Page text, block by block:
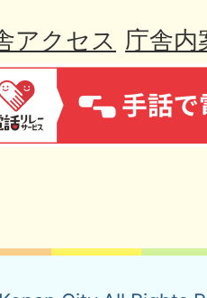
アクセス 庁舎内